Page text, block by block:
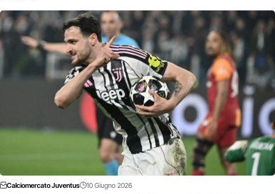
Calciomercato Juventus 10 Giugno 2026